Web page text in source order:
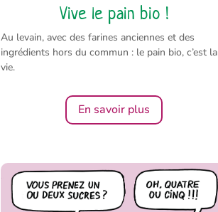
Vive le pain bio !
Au levain, avec des farines anciennes et des
ingrédients hors du commun : le pain bio, c’est la
vie.
En savoir plus